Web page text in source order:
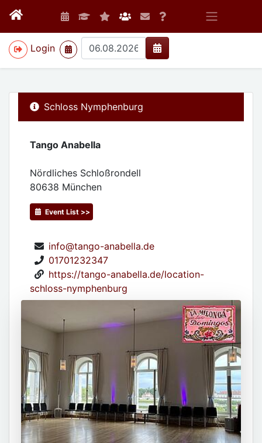
Login
>
Schloss Nymphenburg
Tango Anabella
Nördliches Schloßrondell
80638 München
Event List >>
info@tango-anabella.de
01701232347
https://tango-anabella.de/location-
schloss-nymphenburg